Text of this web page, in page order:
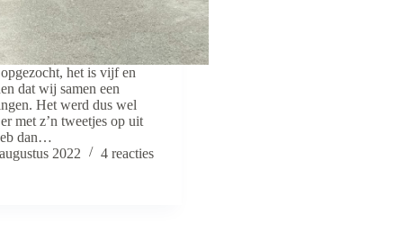
het is vijf en
dat wij samen een
Het werd dus wel
met z’n tweetjes op uit
dan…
2022
4 reacties